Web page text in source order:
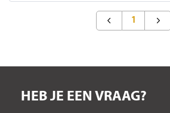
1
HEB JE EEN VRAAG?